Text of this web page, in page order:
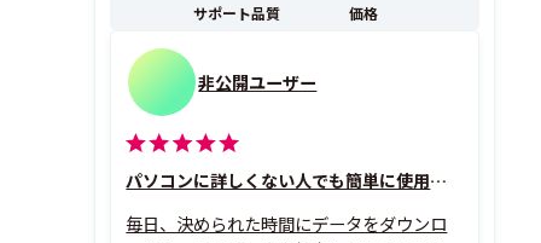
サポート品質
価格
非公開ユーザー
パソコンに詳しくない人でも簡単に使用できます
毎日、決められた時間にデータをダウンロ